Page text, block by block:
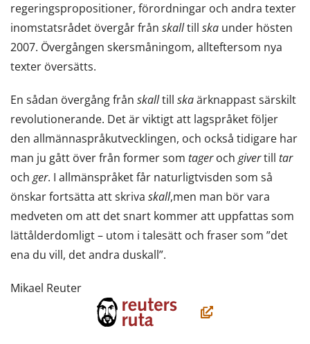
regeringspropositioner, förordningar och andra texter
inomstatsrådet övergår från skalltill ska under hösten
2007. Övergången skersmåningom, allteftersom nya
texter översätts.
En sådan övergång från skalltill skaärknappast särskilt
revolutionerande. Det är viktigt att lagspråket följer
den allmännaspråkutvecklingen, och också tidigare har
man ju gått över från former som tageroch givertill tar
och ger. I allmänspråket får naturligtvisden som så
önskar fortsätta att skriva skall,men man bör vara
medveten om att det snart kommer att uppfattas som
lättålderdomligt – utom i talesätt och fraser som ”det
ena du vill, det andra duskall”.
Mikael Reuter
(öppnas